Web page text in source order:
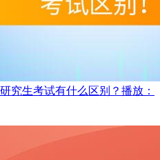
究生考试有什么区别？ 播放：